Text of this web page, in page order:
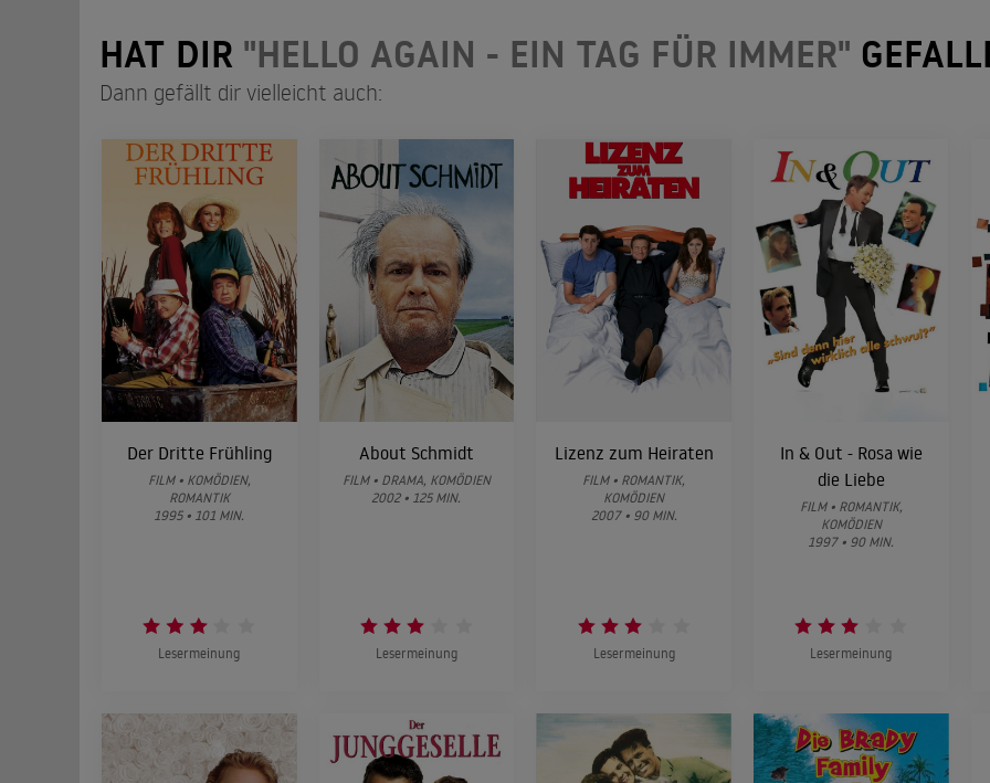
HAT DIR "HELLO AGAIN - EIN TAG FÜR IMMER"
Dann gefällt dir vielleicht auch:
Der Dritte Frühling
FILM • KOMÖDIEN,
ROMANTIK
1995 • 101 MIN.
Lesermeinung
About Schmidt
FILM • DRAMA, KOMÖDIEN
2002 • 125 MIN.
Lesermeinung
Lizenz zum Heiraten
FILM • ROMANTIK,
KOMÖDIEN
2007 • 90 MIN.
Lesermeinung
In & Out - Rosa wie
die Liebe
FILM • ROMANTIK,
KOMÖDIEN
1997 • 90 MIN.
Lesermeinung